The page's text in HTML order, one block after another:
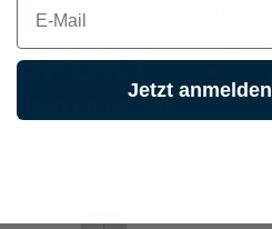
Jetzt anmelden